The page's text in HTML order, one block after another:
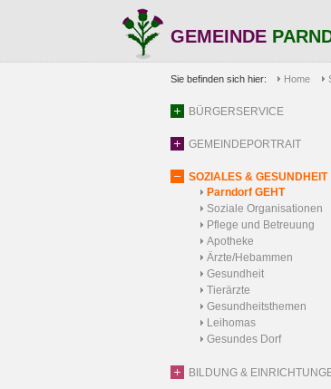
GEMEINDE
Sie befinden sich hier: Home
BÜRGERSERVICE
GEMEINDEPORTRAIT
SOZIALES & GESUNDHEIT
Parndorf GEHT
Soziale Organisationen
Pflege und Betreuung
Apotheke
Ärzte/Hebammen
Gesundheit
Tierärzte
Gesundheitsthemen
Leihomas
Gesundes Dorf
BILDUNG &